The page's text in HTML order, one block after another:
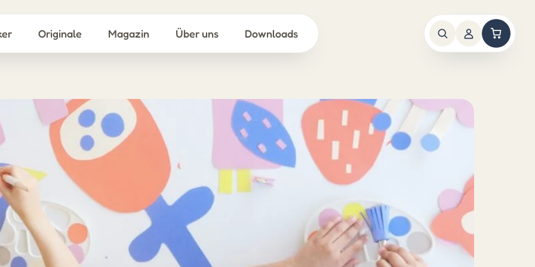
Originale Magazin Über uns Downloads